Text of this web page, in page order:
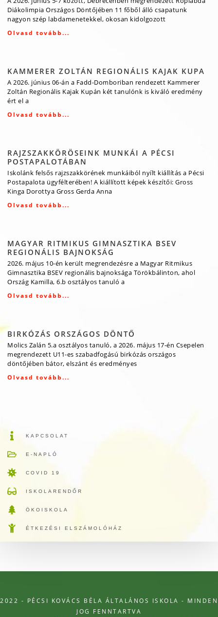
Diákolimpia Országos Döntőjében 11 főből álló csapatunk
nagyon szép labdamenetekkel, okosan kidolgozott
Olvasd tovább...
KAMMERER ZOLTÁN REGIONÁLIS KAJAK KUPA
A 2026. június 06-án a Fadd-Domboriban rendezett Kammerer
Zoltán Regionális Kajak Kupán két tanulónk is kiváló eredmény
ért el a
Olvasd tovább...
RAJZSZAKKÖRÖSEINK MUNKÁI A PÉCSI
POSTAPALOTÁBAN
Iskolánk felsős rajzszakkörének munkáiból nyílt kiállítás a Pécsi
Postapalota ügyfélterében! A kiállított képek készítői: Gross
Kinga Dorottya Gross Gerda Anna
Olvasd tovább...
MAGYAR RITMIKUS GIMNASZTIKA BSEV
REGIONÁLIS BAJNOKSÁG
2026. május 10-én került megrendezésre a Magyar Ritmikus
Gimnasztika BSEV regionális bajnoksága Törökbálinton, ahol
Ország Kamilla, 6.b osztályos tanuló a
Olvasd tovább...
BIRKÓZÁS ORSZÁGOS DÖNTŐ
Molics Zalán 5.a osztályos tanuló, a 2026. május 17-én Csepelen
megrendezett U11-es szabadfogású birkózás országos
döntőjében bátor, elszánt és eredményes
Olvasd tovább...
KAPCSOLAT
E-NAPLÓ
COVID 19
ISKOLARENDŐR
ÖKOISKOLA
ÉTKEZÉSI ELSZÁMOLÓHÁZ
2022 - PÉCSI KOVÁCS BÉLA ÁLTALÁNOS ISKOLA - MINDEN
JOG FENNTARTVA